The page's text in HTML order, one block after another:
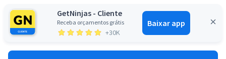
GetNinjas - Cliente
Receba orçamentos grátis
+30K
Baixar app
Entrar